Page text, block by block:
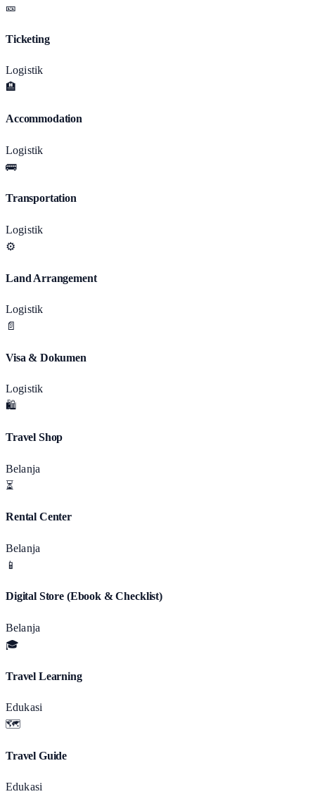
🎫
Ticketing
Logistik
🏨
Accommodation
Logistik
🚌
Transportation
Logistik
⚙️
Land Arrangement
Logistik
📄
Visa & Dokumen
Logistik
🛍️
Travel Shop
Belanja
⏳
Rental Center
Belanja
📱
Digital Store (Ebook & Checklist)
Belanja
🎓
Travel Learning
Edukasi
🗺️
Travel Guide
Edukasi